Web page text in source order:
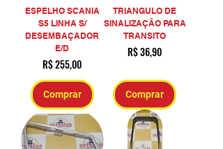
ESPELHO SCANIA
S5 LINHA S/
DESEMBAÇADOR
E/D
Preço
R$ 255,00
Comprar
TRIANGULO DE
SINALIZAÇÃO PARA
TRANSITO
Preço
R$ 36,90
Comprar